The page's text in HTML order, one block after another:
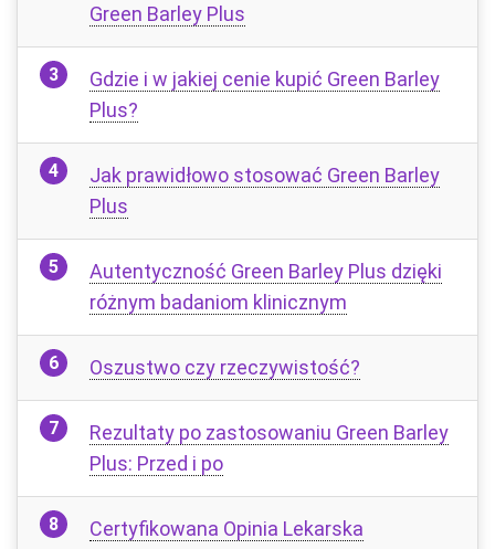
Green Barley Plus
Gdzie i w jakiej cenie kupić Green Barley
Plus?
Jak prawidłowo stosować Green Barley
Plus
Autentyczność Green Barley Plus dzięki
różnym badaniom klinicznym
Oszustwo czy rzeczywistość?
Rezultaty po zastosowaniu Green Barley
Plus: Przed i po
Certyfikowana Opinia Lekarska